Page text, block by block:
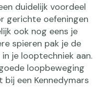
duidelijk voordeel
gerichte oefeningen
ook nog eens je
spieren pak je de
je looptechniek aan.
loopbeweging
een Kennedymars